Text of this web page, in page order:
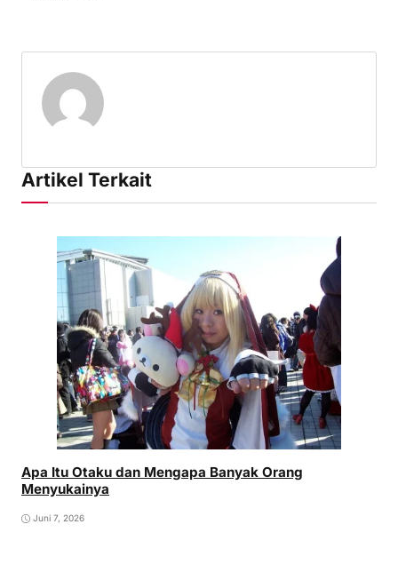
Artikel Terkait
Apa Itu Otaku dan Mengapa Banyak Orang
Menyukainya
Juni 7, 2026